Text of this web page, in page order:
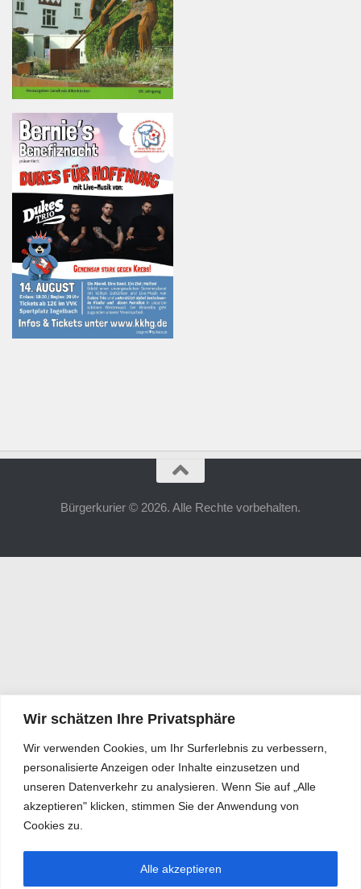
Wir schätzen Ihre Privatsphäre
Wir verwenden Cookies, um Ihr Surferlebnis zu verbessern,
personalisierte Anzeigen oder Inhalte einzusetzen und
unseren Datenverkehr zu analysieren. Wenn Sie auf „Alle
akzeptieren" klicken, stimmen Sie der Anwendung von
Cookies zu.
Alle akzeptieren
Bürgerkurier © 2026. Alle Rechte vorbehalten.